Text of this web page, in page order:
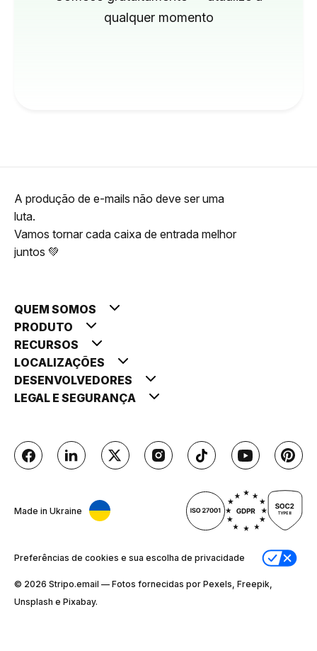
qualquer momento
A produção de e-mails não deve ser uma
luta.
Vamos tornar cada caixa de entrada melhor
juntos 💚
QUEM SOMOS
PRODUTO
RECURSOS
LOCALIZAÇÕES
DESENVOLVEDORES
LEGAL E SEGURANÇA
Made in Ukraine
Preferências de cookies e sua escolha de privacidade
© 2026 Stripо.email — Fotos fornecidas por Pexels, Freepik,
Unsplash e Pixabay.